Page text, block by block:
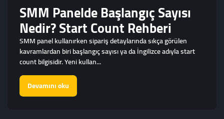
SMM Panelde Başlangıç Sayısı
Nedir? Start Count Rehberi
SMM panel kullanırken sipariş detaylarında sıkça görülen
kavramlardan biri başlangıç sayısı ya da İngilizce adıyla start
count bilgisidir. Yeni kullan...
Devamını oku